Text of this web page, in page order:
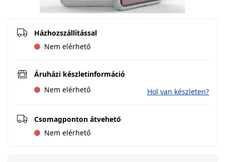
Házhozszállítással
Nem elérhető
Áruházi készletinformáció
Nem elérhető
Hol van készleten?
Csomagponton átvehető
Nem elérhető